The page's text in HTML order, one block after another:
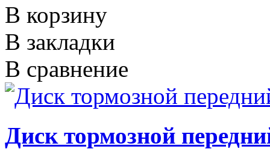
В корзину
В закладки
В сравнение
Диск тормозной